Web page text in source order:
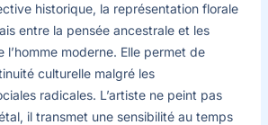
historique, la représentation florale
entre la pensée ancestrale et les
moderne. Elle permet de
culturelle malgré les
radicales. L’artiste ne peint pas
il transmet une sensibilité au temps